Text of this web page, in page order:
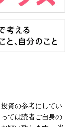
資の参考にしてい
ては読者ご自身の